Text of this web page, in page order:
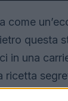
come
questa
in una
ricetta